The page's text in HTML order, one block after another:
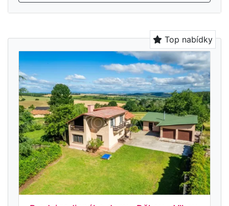
Top nabídky